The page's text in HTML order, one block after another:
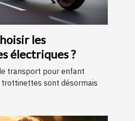
les
électriques ?
transport pour enfant
sont désormais